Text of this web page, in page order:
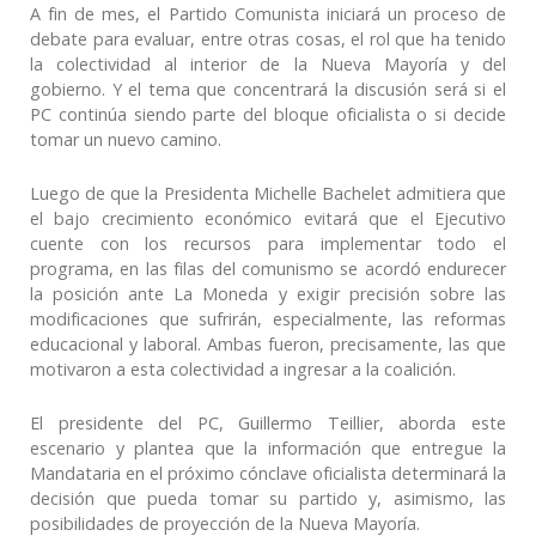
A fin de mes, el Partido Comunista iniciará un proceso de
debate para evaluar, entre otras cosas, el rol que ha tenido
la colectividad al interior de la Nueva Mayoría y del
gobierno. Y el tema que concentrará la discusión será si el
PC continúa siendo parte del bloque oficialista o si decide
tomar un nuevo camino.
Luego de que la Presidenta Michelle Bachelet admitiera que
el bajo crecimiento económico evitará que el Ejecutivo
cuente con los recursos para implementar todo el
programa, en las filas del comunismo se acordó endurecer
la posición ante La Moneda y exigir precisión sobre las
modificaciones que sufrirán, especialmente, las reformas
educacional y laboral. Ambas fueron, precisamente, las que
motivaron a esta colectividad a ingresar a la coalición.
El presidente del PC, Guillermo Teillier, aborda este
escenario y plantea que la información que entregue la
Mandataria en el próximo cónclave oficialista determinará la
decisión que pueda tomar su partido y, asimismo, las
posibilidades de proyección de la Nueva Mayoría.